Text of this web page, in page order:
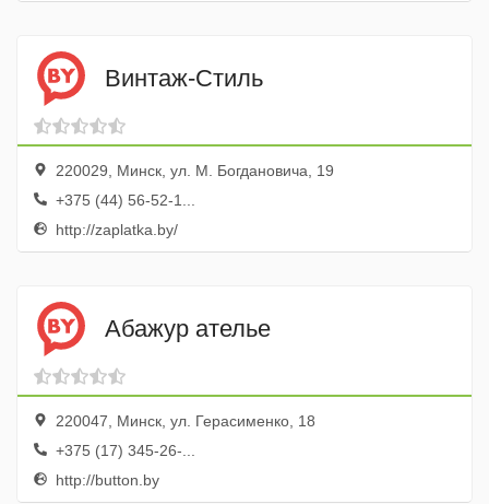
Винтаж-Стиль
220029, Минск, ул. М. Богдановича, 19
+375 (44) 56-52-1...
http://zaplatka.by/
Абажур ателье
220047, Минск, ул. Герасименко, 18
+375 (17) 345-26-...
http://button.by